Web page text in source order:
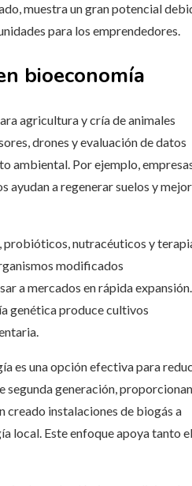
muestra un gran potencial
para los emprendedores.
bioeconomía
agricultura y cría de animales
drones y evaluación de datos
ambiental. Por ejemplo,
a regenerar suelos y
probióticos, nutracéuticos y
modificados
a mercados en rápida expansión.
genética produce cultivos
es una opción efectiva para
segunda generación, proporcionan
creado instalaciones de biogás a
local. Este enfoque apoya tanto el